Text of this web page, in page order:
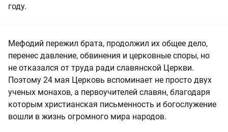
году.
Мефодий пережил брата, продолжил их общее дело,
перенес давление, обвинения и церковные споры, но
не отказался от труда ради славянской Церкви.
Поэтому 24 мая Церковь вспоминает не просто двух
ученых монахов, а первоучителей славян, благодаря
которым христианская письменность и богослужение
вошли в жизнь огромного мира народов.